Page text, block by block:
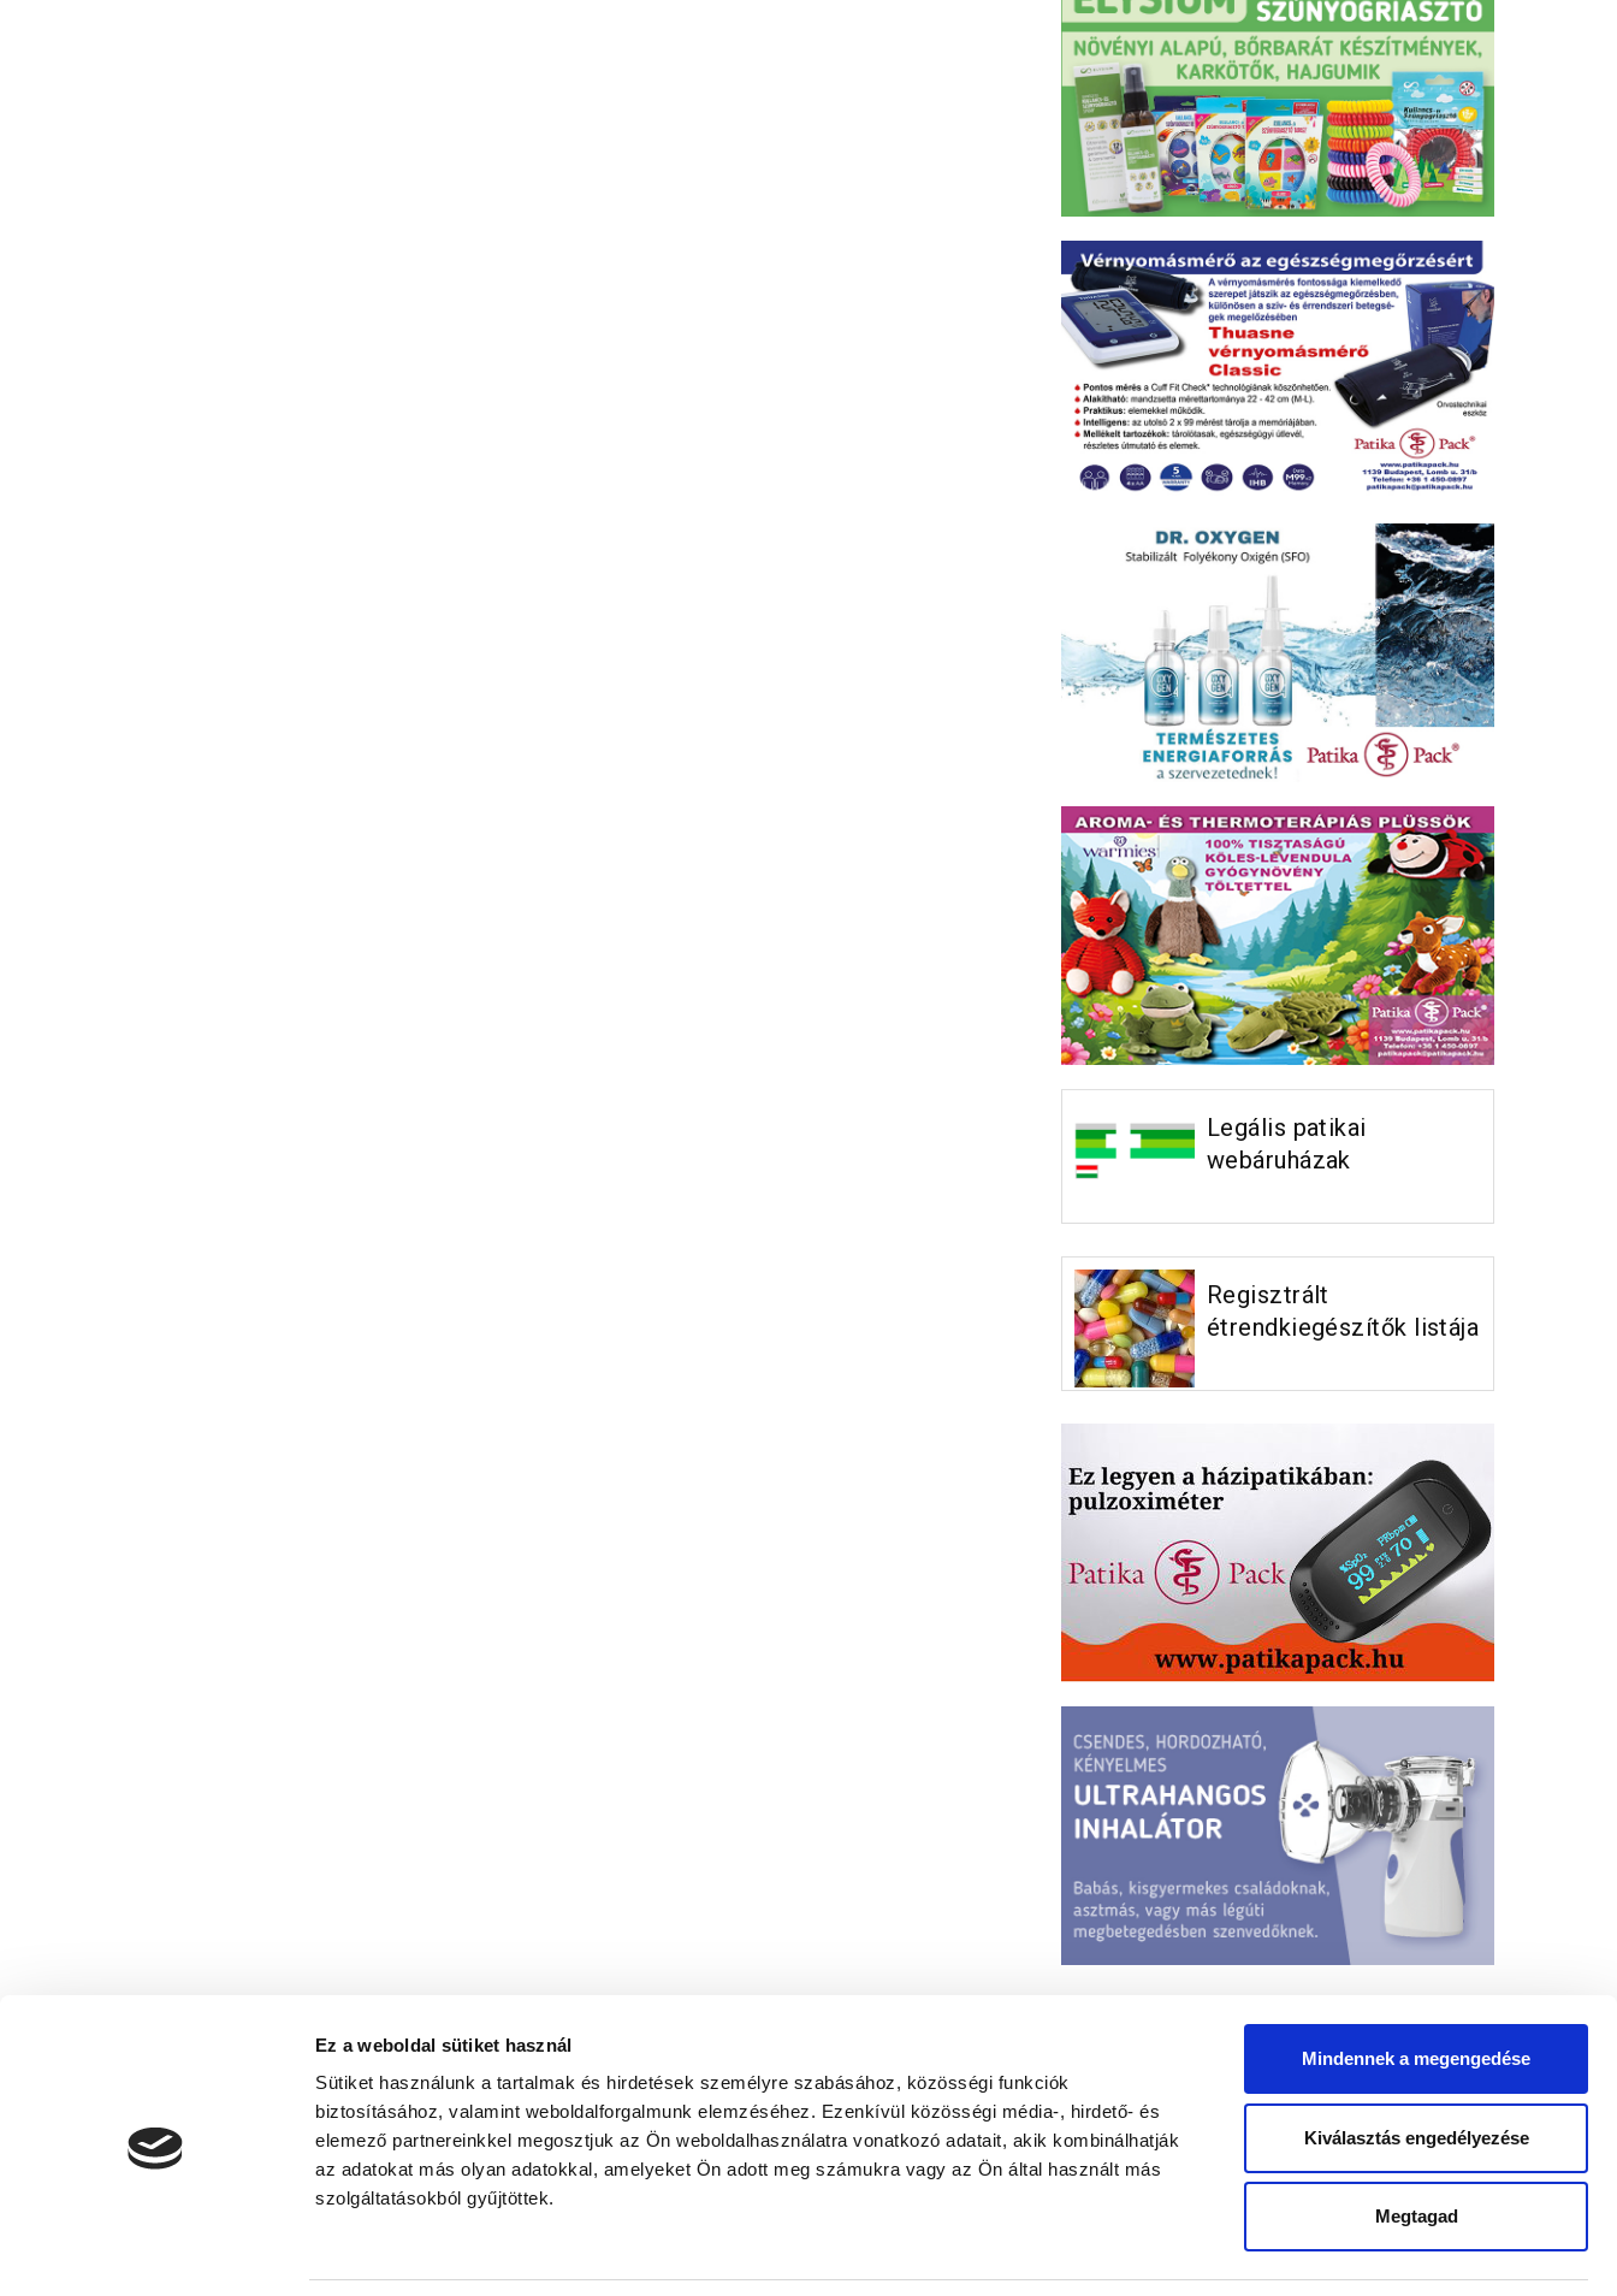
Ez a weboldal sütiket használ
Sütiket használunk a tartalmak és hirdetések személyre szabásához, közösségi funkciók
biztosításához, valamint weboldalforgalmunk elemzéséhez. Ezenkívül közösségi média-, hirdető- és
elemező partnereinkkel megosztjuk az Ön weboldalhasználatra vonatkozó adatait, akik kombinálhatják
az adatokat más olyan adatokkal, amelyeket Ön adott meg számukra vagy az Ön által használt más
szolgáltatásokból gyűjtöttek.
Mindennek a megengedése
Kiválasztás engedélyezése
Megtagad
Legális patikai
webáruházak
Regisztrált
étrendkiegészítők listája
Adatvédelmi nyilatkozat| Gyógypedagógus állások